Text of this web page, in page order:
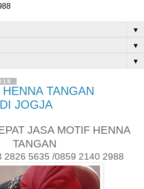
▼
▼
▼
TANGAN
JOGJA
JASA MOTIF HENNA
TANGAN
2826 5635 /0859 2140 2988